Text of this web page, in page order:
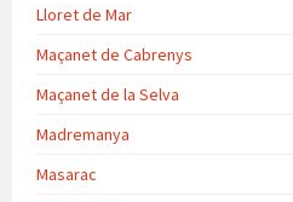
Lloret de Mar
Maçanet de Cabrenys
Maçanet de la Selva
Madremanya
Masarac